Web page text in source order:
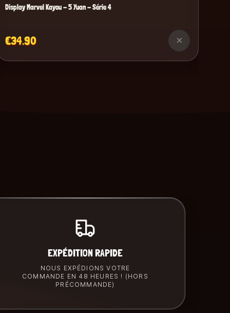
Display Marvel Kayou - 5 Yuan - Série 4
€34.90 ×
EXPÉDITION RAPIDE
NOUS EXPÉDIONS VOTRE
COMMANDE EN 48 HEURES ! (HORS
PRÉCOMMANDE)